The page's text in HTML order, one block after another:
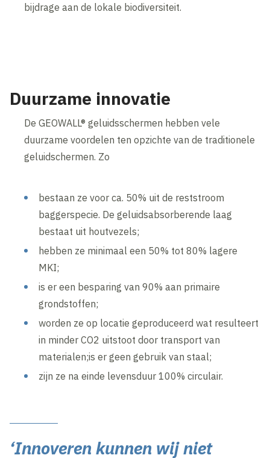
bijdrage aan de lokale biodiversiteit.
Wijzig cookie instellingen
Duurzame innovatie
De GEOWALL® geluidsschermen hebben vele
duurzame voordelen ten opzichte van de traditionele
geluidschermen. Zo
bestaan ze voor ca. 50% uit de reststroom
baggerspecie. De geluidsabsorberende laag
bestaat uit houtvezels;
hebben ze minimaal een 50% tot 80% lagere
MKI;
is er een besparing van 90% aan primaire
grondstoffen;
worden ze op locatie geproduceerd wat resulteert
in minder CO2 uitstoot door transport van
materialen;is er geen gebruik van staal;
zijn ze na einde levensduur 100% circulair.
‘Innoveren kunnen wij niet